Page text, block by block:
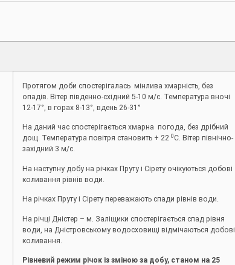
Протягом доби спостерігалась мінлива хмарність, без
опадів. Вітер південно-східний 5-10 м/с. Температура вночі
12-17°, в горах 8-13°, вдень 26-31°
На даний час спостерігається хмарна погода, без дрібний
дощ. Температура повітря становить + 220С. Вітер північно-
західний 3 м/с.
На наступну добу на річках Пруту і Сірету очікуються добові
коливання рівнів води.
На річках Пруту і Сірету переважають спади рівнів води.
На річці Дністер – м. Заліщики спостерігається спад рівня
води, на Дністровському водосховищі відмічаються добові
коливання.
Рівневий режим річок із зміною за добу, станом на 25